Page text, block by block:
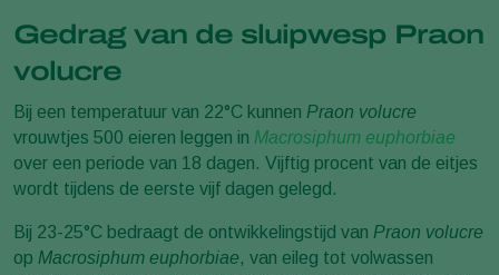
Gedrag van de sluipwesp Praon
volucre
Bij een temperatuur van 22°C kunnen Praon volucre
vrouwtjes 500 eieren leggen in Macrosiphum euphorbiae
over een periode van 18 dagen. Vijftig procent van de eitjes
wordt tijdens de eerste vijf dagen gelegd.
Bij 23-25°C bedraagt de ontwikkelingstijd van Praon volucre
op Macrosiphum euphorbiae, van eileg tot volwassen